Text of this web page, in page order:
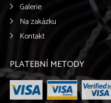
Galerie
Na zakázku
Kontakt
PLATEBNÍ METODY